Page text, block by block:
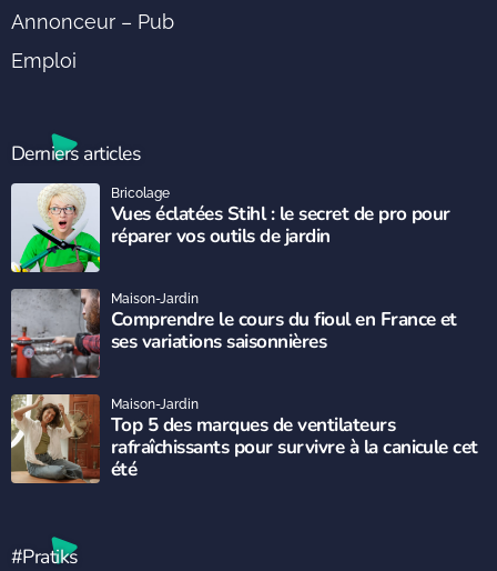
Annonceur – Pub
Emploi
Derniers articles
Vues éclatées Stihl : le secret de pro pour
réparer vos outils de jardin
Bricolage
Comprendre le cours du fioul en France et
ses variations saisonnières
Maison-Jardin
Top 5 des marques de ventilateurs
rafraîchissants pour survivre à la canicule cet
été
Maison-Jardin
#Pratiks